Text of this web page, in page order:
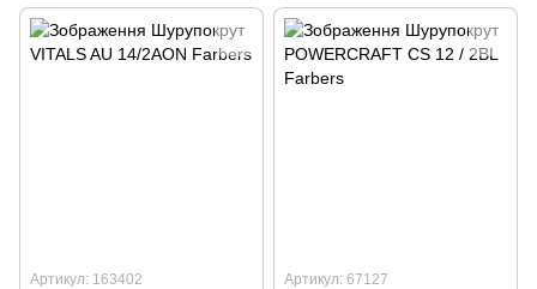
Артикул: 163402 Артикул: 67127